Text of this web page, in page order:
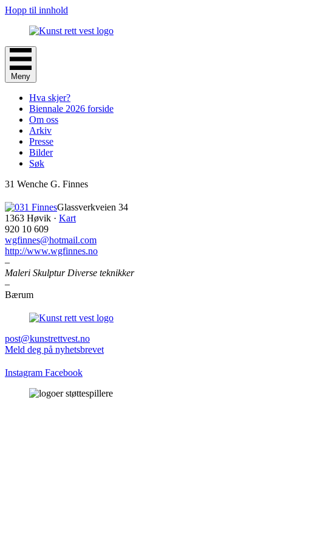
Hopp til innhold
Meny
Hva skjer?
Biennale 2026 forside
Om oss
Arkiv
Presse
Bilder
Søk
31 Wenche G. Finnes
Glassverkveien 34
1363 Høvik · Kart
920 10 609
wgfinnes@hotmail.com
http://www.wgfinnes.no
–
Maleri Skulptur Diverse teknikker
–
Bærum
post@kunstrettvest.no
Meld deg på nyhetsbrevet
Instagram Facebook